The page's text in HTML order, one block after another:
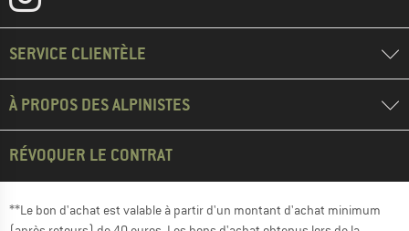
SERVICE CLIENTÈLE
À PROPOS DES ALPINISTES
RÉVOQUER LE CONTRAT
**Le bon d'achat est valable à partir d'un montant d'achat minimum